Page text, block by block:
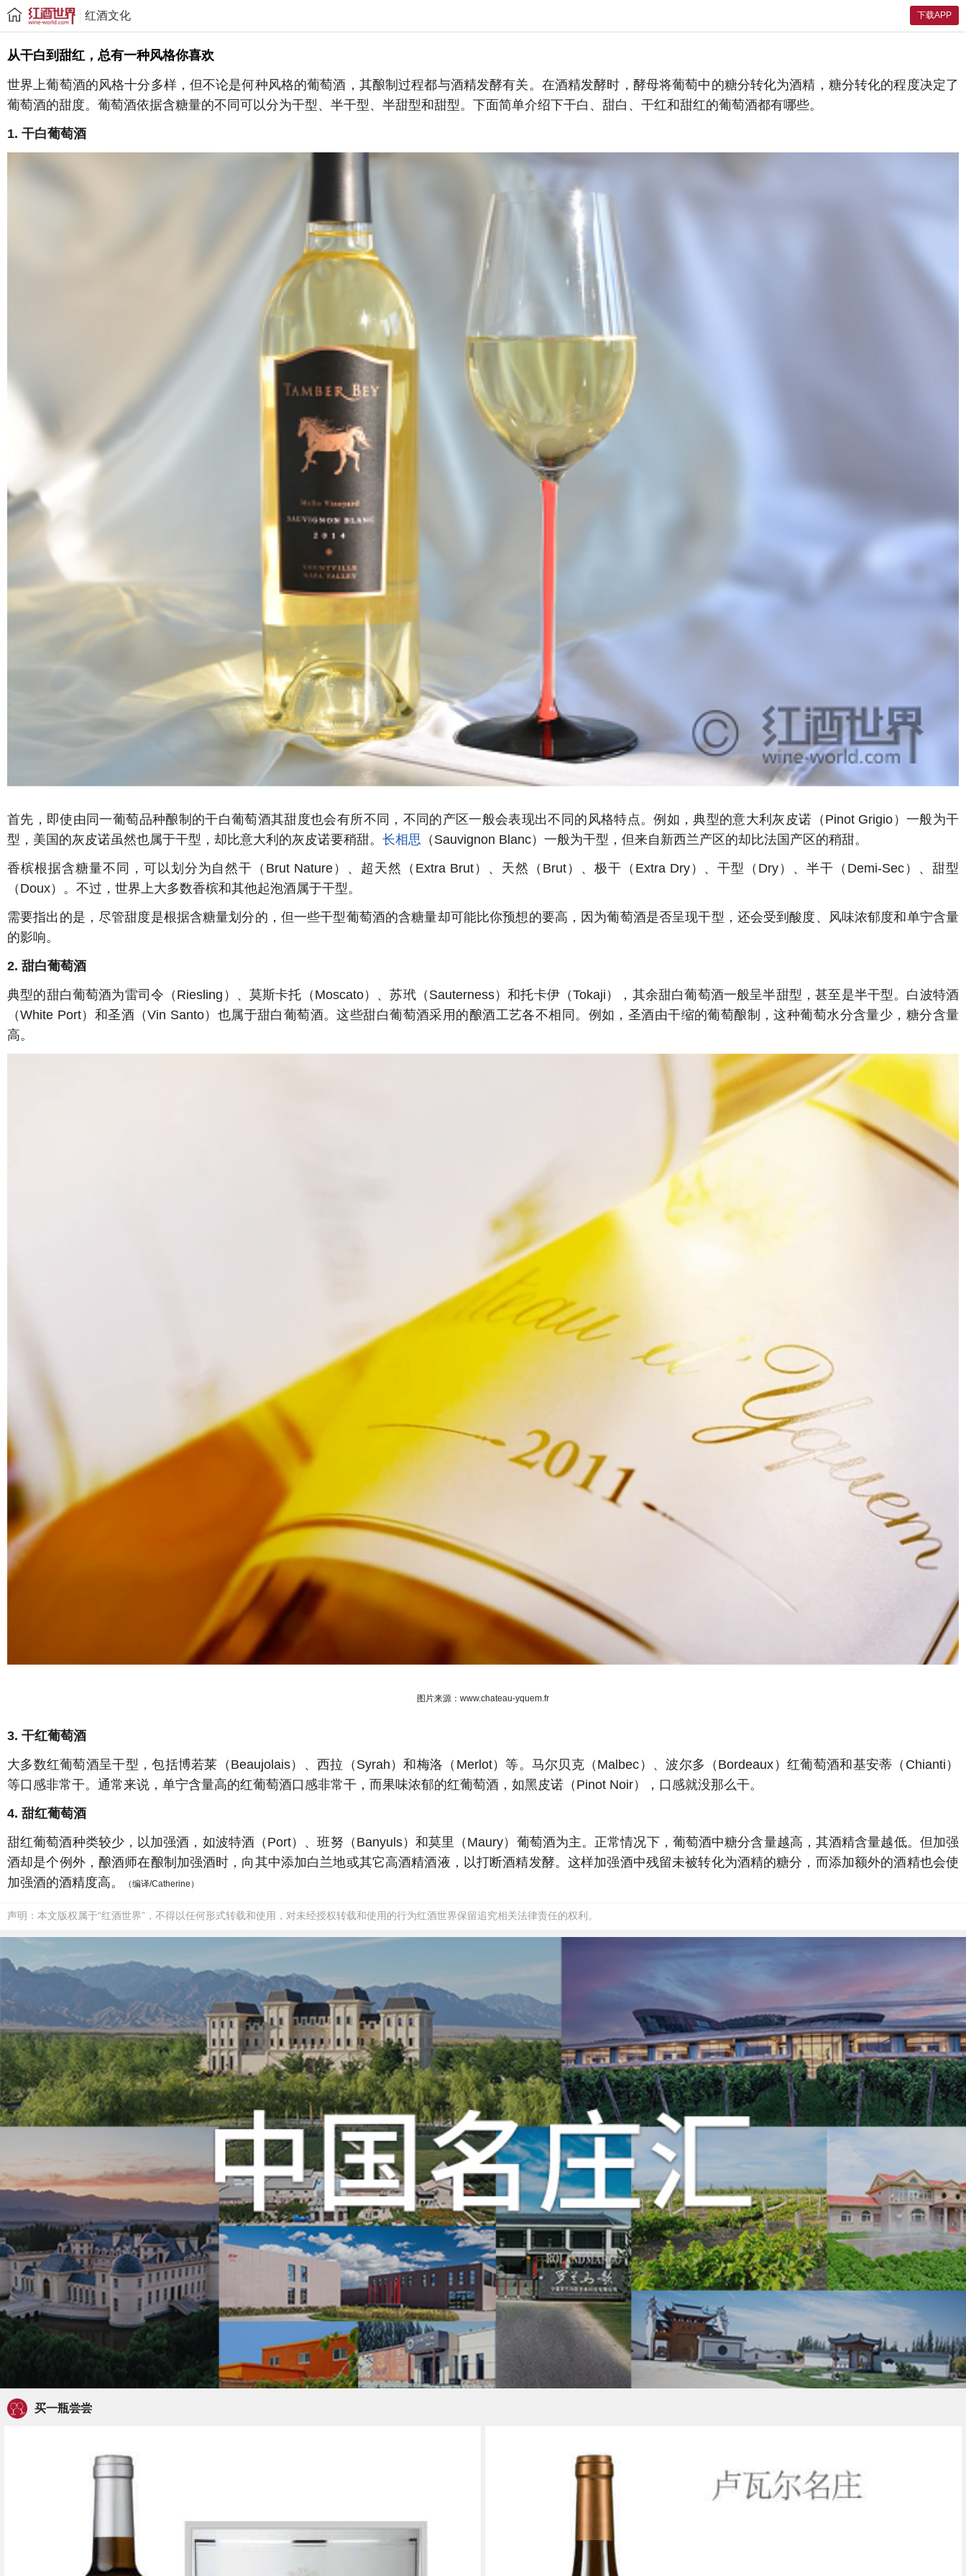
下载APP
红酒文化
从干白到甜红，总有一种风格你喜欢
世界上葡萄酒的风格十分多样，但不论是何种风格的葡萄酒，其酿制过程都与酒精发酵有关。在酒精发酵时，酵母将葡萄中的糖分转化为酒精，糖分转化的程度决定了
葡萄酒的甜度。葡萄酒依据含糖量的不同可以分为干型、半干型、半甜型和甜型。下面简单介绍下干白、甜白、干红和甜红的葡萄酒都有哪些。
1. 干白葡萄酒
首先，即使由同一葡萄品种酿制的干白葡萄酒其甜度也会有所不同，不同的产区一般会表现出不同的风格特点。例如，典型的意大利灰皮诺（Pinot Grigio）一般为干
型，美国的灰皮诺虽然也属于干型，却比意大利的灰皮诺要稍甜。 长相思 （Sauvignon Blanc）一般为干型，但来自新西兰产区的却比法国产区的稍甜。
香槟根据含糖量不同，可以划分为自然干（Brut Nature）、超天然（Extra Brut）、天然（Brut）、极干（Extra Dry）、干型（Dry）、半干（Demi-Sec）、甜型
（Doux）。不过，世界上大多数香槟和其他起泡酒属于干型。
需要指出的是，尽管甜度是根据含糖量划分的，但一些干型葡萄酒的含糖量却可能比你预想的要高，因为葡萄酒是否呈现干型，还会受到酸度、风味浓郁度和单宁含量
的影响。
2. 甜白葡萄酒
典型的甜白葡萄酒为雷司令（Riesling）、莫斯卡托（Moscato）、苏玳（Sauterness）和托卡伊（Tokaji），其余甜白葡萄酒一般呈半甜型，甚至是半干型。白波特酒
（White Port）和圣酒（Vin Santo）也属于甜白葡萄酒。这些甜白葡萄酒采用的酿酒工艺各不相同。例如，圣酒由干缩的葡萄酿制，这种葡萄水分含量少，糖分含量
高。
图片来源： www.chateau-yquem.fr
3. 干红葡萄酒
大多数红葡萄酒呈干型，包括博若莱（Beaujolais）、西拉（Syrah）和梅洛（Merlot）等。马尔贝克（Malbec）、波尔多（Bordeaux）红葡萄酒和基安蒂（Chianti）
等口感非常干。通常来说，单宁含量高的红葡萄酒口感非常干，而果味浓郁的红葡萄酒，如黑皮诺（Pinot Noir），口感就没那么干。
4. 甜红葡萄酒
甜红葡萄酒种类较少，以加强酒，如波特酒（Port）、班努（Banyuls）和莫里（Maury）葡萄酒为主。正常情况下，葡萄酒中糖分含量越高，其酒精含量越低。但加强
酒却是个例外，酿酒师在酿制加强酒时，向其中添加白兰地或其它高酒精酒液，以打断酒精发酵。这样加强酒中残留未被转化为酒精的糖分，而添加额外的酒精也会使
加强酒的酒精度高。
（编译/Catherine）
声明：本文版权属于“红酒世界”，不得以任何形式转载和使用，对未经授权转载和使用的行为红酒世界保留追究相关法律责任的权利。
买一瓶尝尝